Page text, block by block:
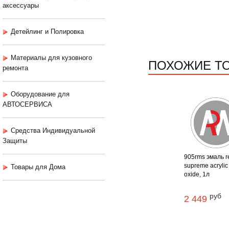
аксессуары
Детейлинг и Полировка
Материалы для кузовного
ремонта
Оборудование для
АВТОСЕРВИСА
Средства Индивидуальной
Защиты
Товары для Дома
ПОХОЖИЕ
905rms эмаль
supreme
oxide, 1л
2 449 руб